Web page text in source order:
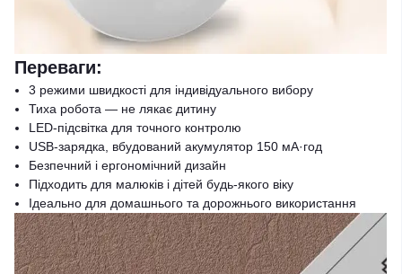
Переваги:
3 режими швидкості для індивідуального вибору
Тиха робота — не лякає дитину
LED-підсвітка для точного контролю
USB-зарядка, вбудований акумулятор 150 мА·год
Безпечний і ергономічний дизайн
Підходить для малюків і дітей будь-якого віку
Ідеально для домашнього та дорожнього використання